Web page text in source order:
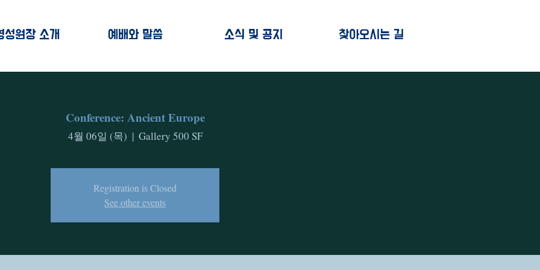
성원장 소개 예배와 말씀 소식 및 공지 찾아오시는 길
Conference: Ancient Europe
4월 06일 (목)
  |
Gallery 500 SF
Registration is Closed
See other events